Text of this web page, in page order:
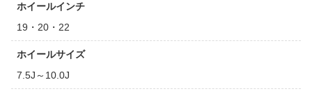
ホイールインチ
19・20・22
ホイールサイズ
7.5J～10.0J